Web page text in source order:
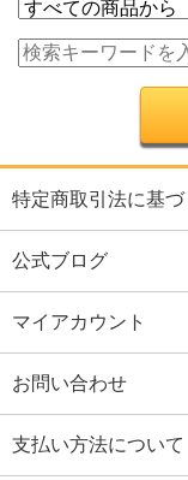
特定商取引法に基づ
公式ブログ
マイアカウント
お問い合わせ
支払い方法について